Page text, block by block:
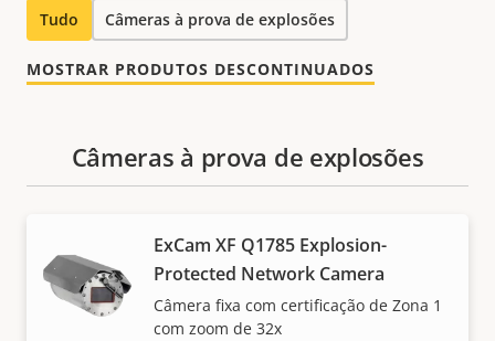
Tudo Câmeras à prova de explosões
MOSTRAR PRODUTOS DESCONTINUADOS
Câmeras à prova de explosões
ExCam XF Q1785 Explosion-
Protected Network Camera
Câmera fixa com certificação de Zona 1
com zoom de 32x